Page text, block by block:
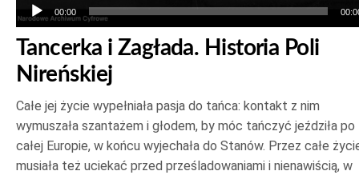
00:00
Tancerka i Zagłada. Historia Poli
Nireńskiej
Całe jej życie wypełniała pasja do tańca: kontakt z nim
wymuszała szantażem i głodem, by móc tańczyć jeździła po
całej Europie, w końcu wyjechała do Stanów. Przez całe
musiała też uciekać przed prześladowaniami i nienawiścią, w